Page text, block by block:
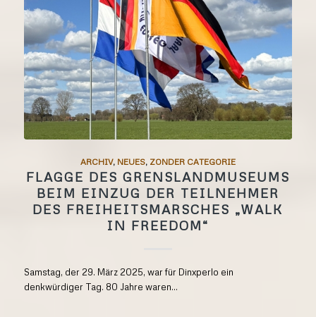
ARCHIV, NEUES, ZONDER CATEGORIE
FLAGGE DES GRENSLANDMUSEUMS
BEIM EINZUG DER TEILNEHMER
DES FREIHEITSMARSCHES „WALK
IN FREEDOM“
Samstag, der 29. März 2025, war für Dinxperlo ein
denkwürdiger Tag. 80 Jahre waren...